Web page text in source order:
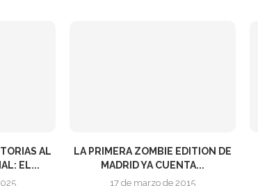
AL
EL...
LA PRIMERA ZOMBIE EDITION DE
MADRID YA CUENTA...
17 de marzo de 2015